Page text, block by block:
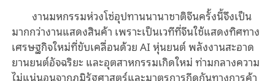
งานมหกรรมห่วงโซ่อุปทานนานาชาติจีนครั้งนี้จึงเป็น
มากกว่างานแสดงสินค้า เพราะเป็นเวทีที่จีนใช้แสดงทิศทาง
เศรษฐกิจใหม่ที่ขับเคลื่อนด้วย AI หุ่นยนต์ พลังงานสะอาด
ยานยนต์อัจฉริยะ และอุตสาหกรรมเกิดใหม่ ท่ามกลางความ
ไม่แน่นอนจากภูมิรัฐศาสตร์และมาตรการกีดกันทางการค้า